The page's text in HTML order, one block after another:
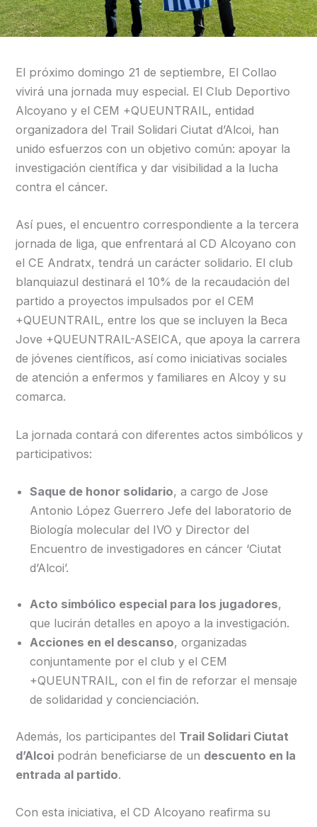
El próximo domingo 21 de septiembre, El Collao
vivirá una jornada muy especial. El Club Deportivo
Alcoyano y el CEM +QUEUNTRAIL, entidad
organizadora del Trail Solidari Ciutat d’Alcoi, han
unido esfuerzos con un objetivo común: apoyar la
investigación científica y dar visibilidad a la lucha
contra el cáncer.
Así pues, el encuentro correspondiente a la tercera
jornada de liga, que enfrentará al CD Alcoyano con
el CE Andratx, tendrá un carácter solidario. El club
blanquiazul destinará el 10% de la recaudación del
partido a proyectos impulsados por el CEM
+QUEUNTRAIL, entre los que se incluyen la Beca
Jove +QUEUNTRAIL-ASEICA, que apoya la carrera
de jóvenes científicos, así como iniciativas sociales
de atención a enfermos y familiares en Alcoy y su
comarca.
La jornada contará con diferentes actos simbólicos y
participativos:
Saque de honor solidario, a cargo de Jose
Antonio López Guerrero Jefe del laboratorio de
Biología molecular del IVO y Director del
Encuentro de investigadores en cáncer ‘Ciutat
d’Alcoi’.
Acto simbólico especial para los jugadores,
que lucirán detalles en apoyo a la investigación.
Acciones en el descanso, organizadas
conjuntamente por el club y el CEM
+QUEUNTRAIL, con el fin de reforzar el mensaje
de solidaridad y concienciación.
Además, los participantes del Trail Solidari Ciutat
d’Alcoi podrán beneficiarse de un descuento en la
entrada al partido.
Con esta iniciativa, el CD Alcoyano reafirma su